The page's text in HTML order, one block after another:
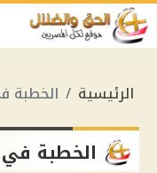
الرئيسية الخطبة
الخطبة في